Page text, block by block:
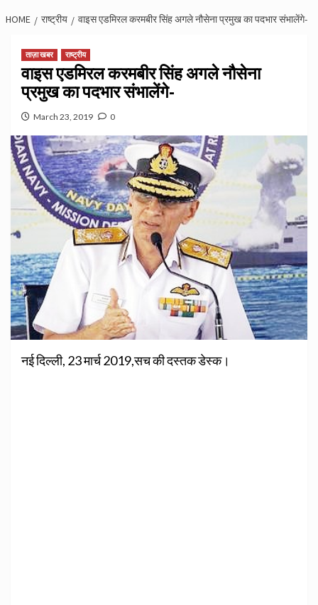
HOME राष्ट्रीय वाइस एडमिरल करमबीर सिंह अगले नौसेना प्रमुख का पदभार संभालेंगे-
ताज़ा खबर राष्ट्रीय
वाइस एडमिरल करमबीर सिंह अगले नौसेना
प्रमुख का पदभार संभालेंगे-
March 23, 2019 0
नई दिल्ली, 23 मार्च 2019,सच की दस्तक डेस्क।